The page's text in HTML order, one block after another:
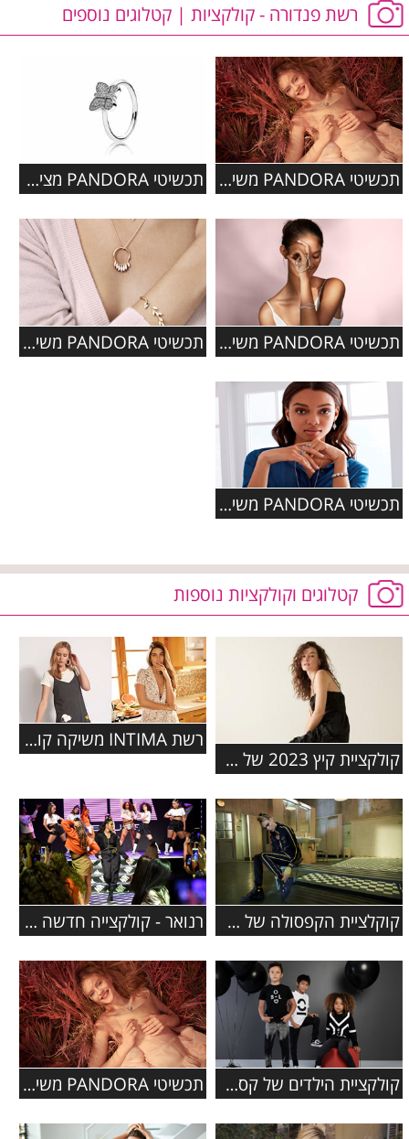
רשת פנדורה - קולקציות | קטלוגים נוספים
תכשיטי PANDORA משיקים קולקציית סתיו 2019 תכשיטי PANDORA מציגים: קולקציית תכשיטי פרפרים מעוצבת
תכשיטי PANDORA משיקים: מיני קולקציה - PANDORA WISH תכשיטי PANDORA משיקים: קולקציית סתיו 2018
תכשיטי PANDORA משיקים את קולקציית הסתיו 2017
קטלוגים וקולקציות נוספות
קולקציית קיץ 2023 של המותג COLE HAAN
רשת INTIMA משיקה קולקציה בשיתוף פעולה עם המותג האהוב סנופי
קוקלציית הקפסולה של פומה נוחתת ב- FACTORY 54 רנואר - קולקצייה חדשה בשיתוף עם הכוכבת נועה קירל
קולקציית הילדים של קסטרו סתיו-חורף 2019-2020 תכשיטי PANDORA משיקים קולקציית סתיו 2019